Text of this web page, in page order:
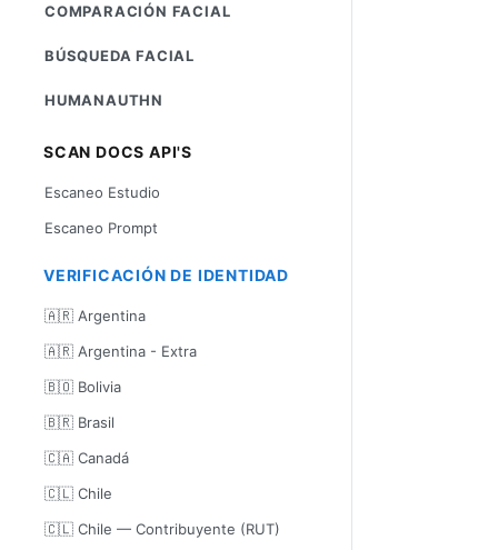
COMPARACIÓN FACIAL
BÚSQUEDA FACIAL
HUMANAUTHN
SCAN DOCS API'S
Escaneo Estudio
Escaneo Prompt
VERIFICACIÓN DE IDENTIDAD
🇦🇷 Argentina
🇦🇷 Argentina - Extra
🇧🇴 Bolivia
🇧🇷 Brasil
🇨🇦 Canadá
🇨🇱 Chile
🇨🇱 Chile — Contribuyente (RUT)